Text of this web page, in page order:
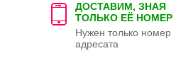
ДОСТАВИМ, ЗНАЯ
ТОЛЬКО ЕЁ НОМЕР
Нужен только номер
адресата